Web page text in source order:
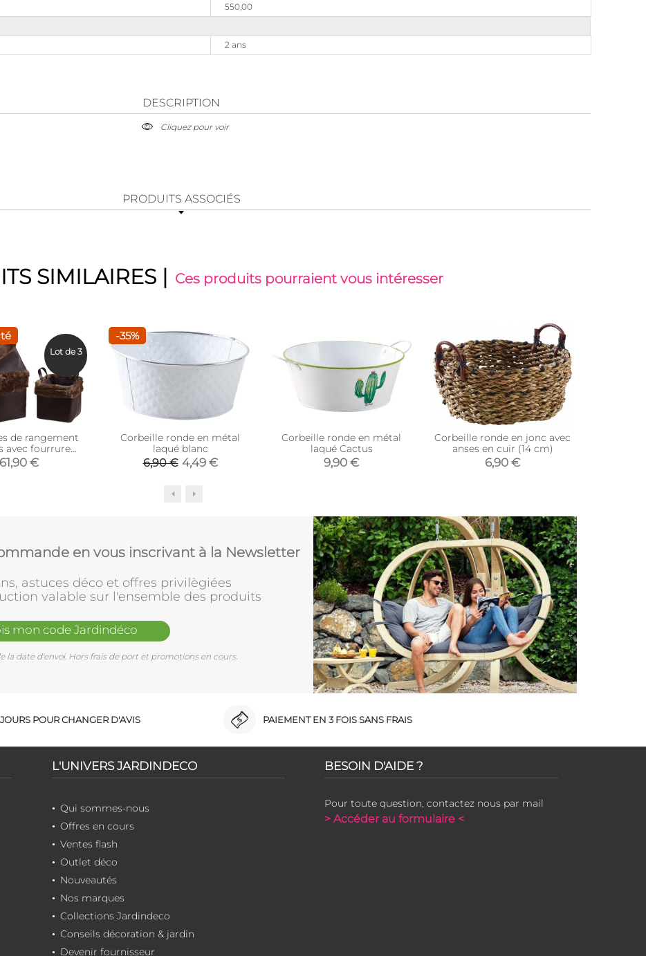
550,00
2 ans
DESCRIPTION
Cliquez pour voir
PRODUITS ASSOCIÉS
SIMILAIRES | Ces produits pourraient vous intéresser
de rangement
avec fourrure
(Lot de 3)
61,90 €
Lot de 3
-35%
Corbeille ronde en métal
laqué blanc
6,90 € 4,49 €
Corbeille ronde en métal
laqué Cactus
9,90 €
Corbeille ronde en jonc avec
anses en cuir (14 cm)
6,90 €
en vous inscrivant à la Newsletter
astuces déco et offres privilègiées
valable sur l'ensemble des produits
mon code Jardindéco
la date d'envoi. Hors frais de port et promotions en cours.
POUR CHANGER D'AVIS PAIEMENT EN 3 FOIS SANS FRAIS
L'UNIVERS JARDINDECO
Qui sommes-nous
Offres en cours
Ventes flash
Outlet déco
Nouveautés
Nos marques
Collections Jardindeco
Conseils décoration & jardin
Devenir fournisseur
BESOIN D'AIDE ?
Pour toute question, contactez nous par mail
> Accéder au formulaire <